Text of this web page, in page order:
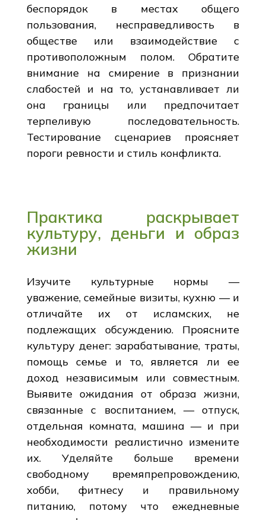
беспорядок в местах общего
пользования, несправедливость в
обществе или взаимодействие с
противоположным полом. Обратите
внимание на смирение в признании
слабостей и на то, устанавливает ли
она границы или предпочитает
терпеливую последовательность.
Тестирование сценариев проясняет
пороги ревности и стиль конфликта.
Практика раскрывает
культуру, деньги и образ
жизни
Изучите культурные нормы —
уважение, семейные визиты, кухню — и
отличайте их от исламских, не
подлежащих обсуждению. Проясните
культуру денег: зарабатывание, траты,
помощь семье и то, является ли ее
доход независимым или совместным.
Выявите ожидания от образа жизни,
связанные с воспитанием, — отпуск,
отдельная комната, машина — и при
необходимости реалистично измените
их. Уделяйте больше времени
свободному времяпрепровождению,
хобби, фитнесу и правильному
питанию, потому что ежедневные